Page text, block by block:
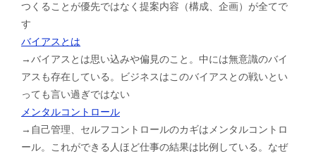
つくることが優先ではなく提案内容（構成、企画）が全てで
す
バイアスとは
→バイアスとは思い込みや偏見のこと。中には無意識のバイ
アスも存在している。ビジネスはこのバイアスとの戦いとい
っても言い過ぎではない
メンタルコントロール
→自己管理、セルフコントロールのカギはメンタルコントロ
ール。これができる人ほど仕事の結果は比例している。なぜ